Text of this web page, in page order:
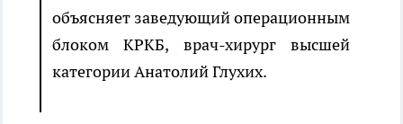
объясняет заведующий операционным
блоком КРКБ, врач-хирург высшей
категории Анатолий Глухих.